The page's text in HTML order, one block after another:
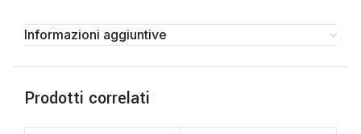
Informazioni aggiuntive
Prodotti correlati